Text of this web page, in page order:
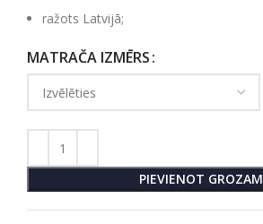
ražots Latvijā;
MATRAČA IZMĒRS
PIEVIENOT GROZAM